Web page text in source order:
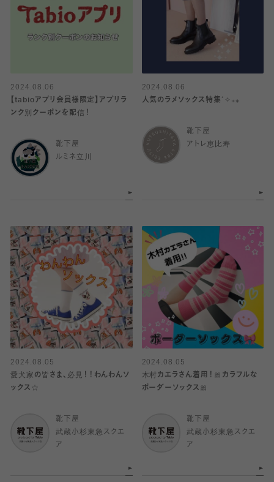
2024.08.06
【tabioアプリ会員様限定】アプリラ
ンク別クーポンを配信！
靴下屋
ルミネ立川
2024.08.06
人気のラメソックス特集˚✧₊⁎
靴下屋
アトレ恵比寿
2024.08.05
愛犬家の皆さま、必見！！わんわんソ
ックス☆
靴下屋
武蔵小杉東急スクエ
ア
2024.08.05
木村カエラさん着用！🎀カラフルな
ボーダーソックス🎀
靴下屋
武蔵小杉東急スクエ
ア